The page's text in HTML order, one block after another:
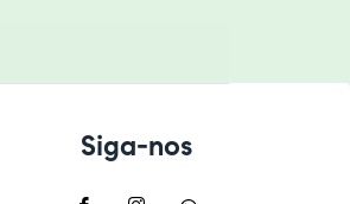
Siga-nos